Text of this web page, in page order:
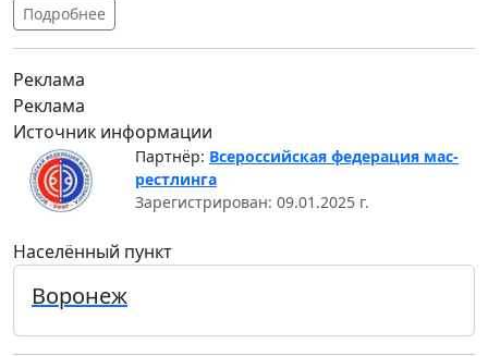
Подробнее
Реклама
Реклама
Источник информации
Партнёр: Всероссийская федерация мас-
рестлинга
Зарегистрирован: 09.01.2025 г.
Населённый пункт
Воронеж